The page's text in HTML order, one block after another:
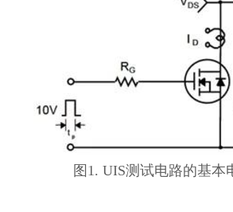
图1. UIS测试电路的基本